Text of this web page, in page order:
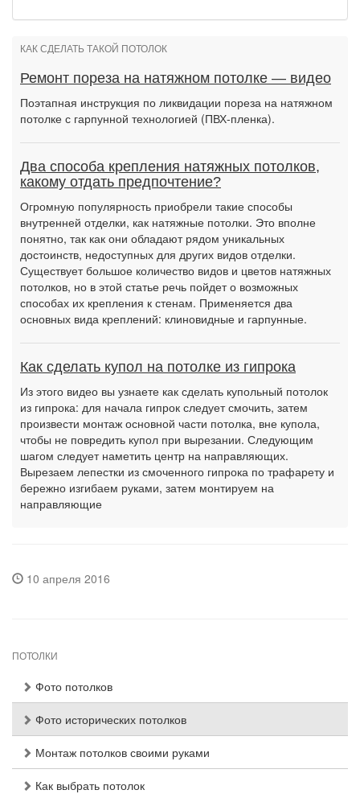
КАК СДЕЛАТЬ ТАКОЙ ПОТОЛОК
Ремонт пореза на натяжном потолке — видео
Поэтапная инструкция по ликвидации пореза на натяжном
потолке с гарпунной технологией (ПВХ-пленка).
Два способа крепления натяжных потолков,
какому отдать предпочтение?
Огромную популярность приобрели такие способы
внутренней отделки, как натяжные потолки. Это вполне
понятно, так как они обладают рядом уникальных
достоинств, недоступных для других видов отделки.
Существует большое количество видов и цветов натяжных
потолков, но в этой статье речь пойдет о возможных
способах их крепления к стенам. Применяется два
основных вида креплений: клиновидные и гарпунные.
Как сделать купол на потолке из гипрока
Из этого видео вы узнаете как сделать купольный потолок
из гипрока: для начала гипрок следует смочить, затем
произвести монтаж основной части потолка, вне купола,
чтобы не повредить купол при вырезании. Следующим
шагом следует наметить центр на направляющих.
Вырезаем лепестки из смоченного гипрока по трафарету и
бережно изгибаем руками, затем монтируем на
направляющие
10 апреля 2016
ПОТОЛКИ
Фото потолков
Фото исторических потолков
Монтаж потолков своими руками
Как выбрать потолок